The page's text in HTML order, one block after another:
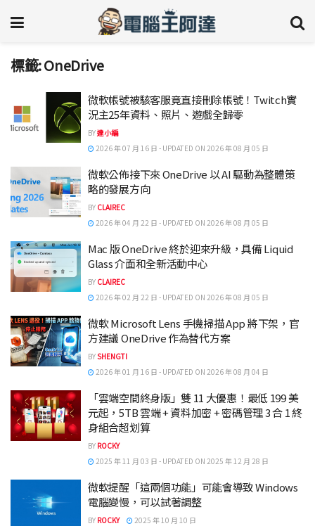
標籤:OneDrive
微軟帳號被駭客服竟直接刪除帳號！Twitch實
況主25年資料、照片、遊戲全歸零
BY達小編
2026 年 07 月 16 日 - UPDATED ON 2026 年 08 月 05 日
微軟公佈接下來 OneDrive 以 AI 驅動為整體策
略的發展方向
BY CLAIREC
2026 年 04 月 22 日 - UPDATED ON 2026 年 08 月 05 日
Mac 版 OneDrive 終於迎來升級，具備 Liquid
Glass 介面和全新活動中心
BY CLAIREC
2026 年 02 月 22 日 - UPDATED ON 2026 年 08 月 05 日
微軟 Microsoft Lens 手機掃描 App 將下架，官
方建議 OneDrive 作為替代方案
BYSHENGTI
2026 年 01 月 16 日 - UPDATED ON 2026 年 08 月 04 日
「雲端空間終身版」雙 11 大優惠！最低 199 美
元起，5TB 雲端 + 資料加密 + 密碼管理 3 合 1 終
身組合超划算
BY ROCKY
2025 年 11 月 03 日 - UPDATED ON 2025 年 12 月 28 日
微軟提醒「這兩個功能」可能會導致 Windows
電腦變慢，可以試著調整
BY ROCKY 2025 年 10 月 10 日